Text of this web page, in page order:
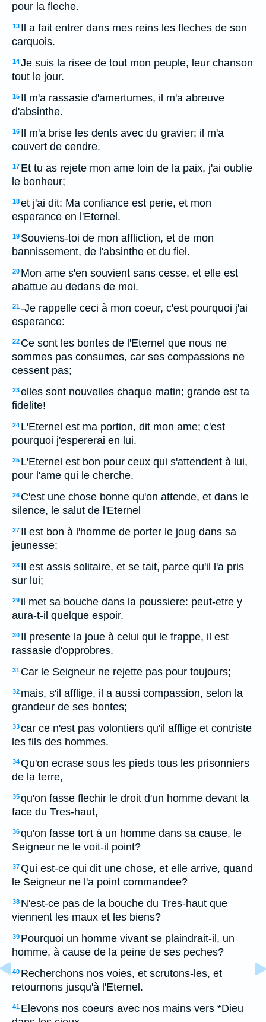
pour la fleche.
13 Il a fait entrer dans mes reins les fleches de son
carquois.
14Je suis la risee de tout mon peuple, leur chanson
tout le jour.
15 Il m'a rassasie d'amertumes, il m'a abreuve
d'absinthe.
16 Il m'a brise les dents avec du gravier; il m'a
couvert de cendre.
17 Et tu as rejete mon ame loin de la paix, j'ai oublie
le bonheur;
18et j'ai dit: Ma confiance est perie, et mon
esperance en l'Eternel.
19 Souviens-toi de mon affliction, et de mon
bannissement, de l'absinthe et du fiel.
20 Mon ame s'en souvient sans cesse, et elle est
abattue au dedans de moi.
21-Je rappelle ceci à mon coeur, c'est pourquoi j'ai
esperance:
22 Ce sont les bontes de l'Eternel que nous ne
sommes pas consumes, car ses compassions ne
cessent pas;
23elles sont nouvelles chaque matin; grande est ta
fidelite!
24 L'Eternel est ma portion, dit mon ame; c'est
pourquoi j'espererai en lui.
25 L'Eternel est bon pour ceux qui s'attendent à lui,
pour l'ame qui le cherche.
26 C'est une chose bonne qu'on attende, et dans le
silence, le salut de l'Eternel
27 Il est bon à l'homme de porter le joug dans sa
jeunesse:
28 Il est assis solitaire, et se tait, parce qu'il l'a pris
sur lui;
29 il met sa bouche dans la poussiere: peut-etre y
aura-t-il quelque espoir.
30 Il presente la joue à celui qui le frappe, il est
rassasie d'opprobres.
31 Car le Seigneur ne rejette pas pour toujours;
32 mais, s'il afflige, il a aussi compassion, selon la
grandeur de ses bontes;
33car ce n'est pas volontiers qu'il afflige et contriste
les fils des hommes.
34Qu'on ecrase sous les pieds tous les prisonniers
de la terre,
35qu'on fasse flechir le droit d'un homme devant la
face du Tres-haut,
36qu'on fasse tort à un homme dans sa cause, le
Seigneur ne le voit-il point?
37Qui est-ce qui dit une chose, et elle arrive, quand
le Seigneur ne l'a point commandee?
38 N'est-ce pas de la bouche du Tres-haut que
viennent les maux et les biens?
39 Pourquoi un homme vivant se plaindrait-il, un
homme, à cause de la peine de ses peches?
40 Recherchons nos voies, et scrutons-les, et
retournons jusqu'à l'Eternel.
41 Elevons nos coeurs avec nos mains vers *Dieu